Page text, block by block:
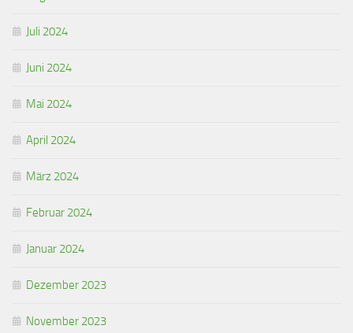
Juli 2024
Juni 2024
Mai 2024
April 2024
März 2024
Februar 2024
Januar 2024
Dezember 2023
November 2023